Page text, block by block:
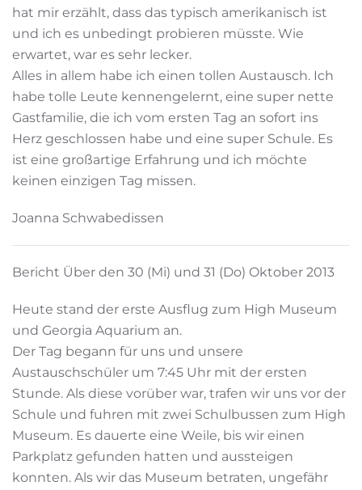
hat mir erzählt, dass das typisch amerikanisch ist
und ich es unbedingt probieren müsste. Wie
erwartet, war es sehr lecker.
Alles in allem habe ich einen tollen Austausch. Ich
habe tolle Leute kennengelernt, eine super nette
Gastfamilie, die ich vom ersten Tag an sofort ins
Herz geschlossen habe und eine super Schule. Es
ist eine großartige Erfahrung und ich möchte
keinen einzigen Tag missen.
Joanna Schwabedissen
Bericht Über den 30 (Mi) und 31 (Do) Oktober 2013
Heute stand der erste Ausflug zum High Museum
und Georgia Aquarium an.
Der Tag begann für uns und unsere
Austauschschüler um 7:45 Uhr mit der ersten
Stunde. Als diese vorüber war, trafen wir uns vor der
Schule und fuhren mit zwei Schulbussen zum High
Museum. Es dauerte eine Weile, bis wir einen
Parkplatz gefunden hatten und aussteigen
konnten. Als wir das Museum betraten, ungefähr